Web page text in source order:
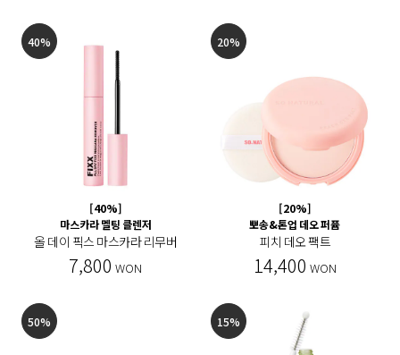
40%
[40%]
마스카라 멜팅 클렌저
올 데이 픽스 마스카라 리무버
7,800 WON
20%
[20%]
뽀송&톤업 데오 퍼퓸
피치 데오 팩트
14,400 WON
50% 15%